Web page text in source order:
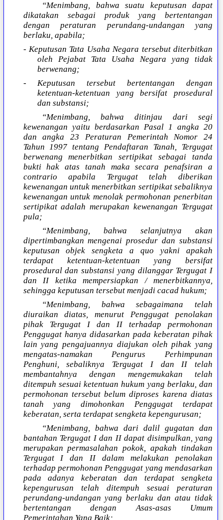
“Menimbang, bahwa suatu keputusan dapat
dikatakan sebagai produk yang bertentangan
dengan peraturan perundang-undangan yang
berlaku, apabila;
- Keputusan Tata Usaha Negara tersebut diterbitkan
oleh Pejabat Tata Usaha Negara yang tidak
berwenang;
- Keputusan tersebut bertentangan dengan
ketentuan-ketentuan yang bersifat prosedural
dan substansi;
“Menimbang, bahwa ditinjau dari segi
kewenangan yaitu berdasarkan Pasal 1 angka 20
dan angka 23 Peraturan Pemerintah Nomor 24
Tahun 1997 tentang Pendaftaran Tanah, Tergugat
berwenang menerbitkan sertipikat sebagai tanda
bukti hak atas tanah maka secara penafsiran a
contrario apabila Tergugat telah diberikan
kewenangan untuk menerbitkan sertipikat sebaliknya
kewenangan untuk menolak permohonan penerbitan
sertipikat adalah merupakan kewenangan Tergugat
pula;
“Menimbang, bahwa selanjutnya akan
dipertimbangkan mengenai prosedur dan substansi
keputusan objek sengketa a quo yakni apakah
terdapat ketentuan-ketentuan yang bersifat
prosedural dan substansi yang dilanggar Tergugat I
dan II ketika mempersiapkan / menerbitkannya,
sehingga keputusan tersebut menjadi cacad hukum;
“Menimbang, bahwa sebagaimana telah
diuraikan diatas, menurut Penggugat penolakan
pihak Tergugat I dan II terhadap permohonan
Penggugat hanya didasarkan pada keberatan pihak
lain yang pengajuannya diajukan oleh pihak yang
mengatas-namakan Pengurus Perhimpunan
Penghuni, sebaliknya Tergugat I dan II telah
membantahnya dengan mengemukakan telah
ditempuh sesuai ketentuan hukum yang berlaku, dan
permohonan tersebut belum diproses karena diatas
tanah yang dimohonkan Penggugat terdapat
keberatan, serta terdapat sengketa kepengurusan;
“Menimbang, bahwa dari dalil gugatan dan
bantahan Tergugat I dan II dapat disimpulkan, yang
merupakan permasalahan pokok, apakah tindakan
Tergugat I dan II dalam melakukan penolakan
terhadap permohonan Penggugat yang mendasarkan
pada adanya keberatan dan terdapat sengketa
kepengurusan telah ditempuh sesuai peraturan
perundang-undangan yang berlaku dan atau tidak
bertentangan dengan Asas-asas Umum
Pemerintahan Yang Baik;